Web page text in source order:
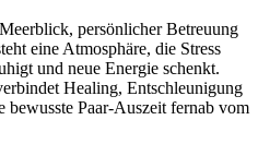
persönlicher Betreuung
eine Atmosphäre, die Stress
und neue Energie schenkt.
Healing, Entschleunigung
Paar-Auszeit fernab vom